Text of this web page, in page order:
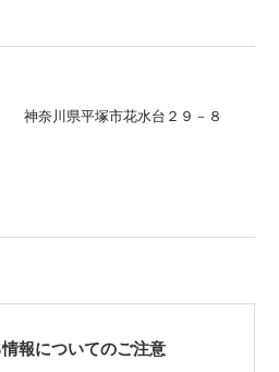
神奈川県平塚市花水台２９－８
報についてのご注意